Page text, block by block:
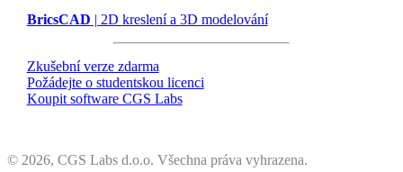
BricsCAD | 2D kreslení a 3D modelování
Zkušební verze zdarma
Požádejte o studentskou licenci
Koupit software CGS Labs
© 2026, CGS Labs d.o.o. Všechna práva vyhrazena.